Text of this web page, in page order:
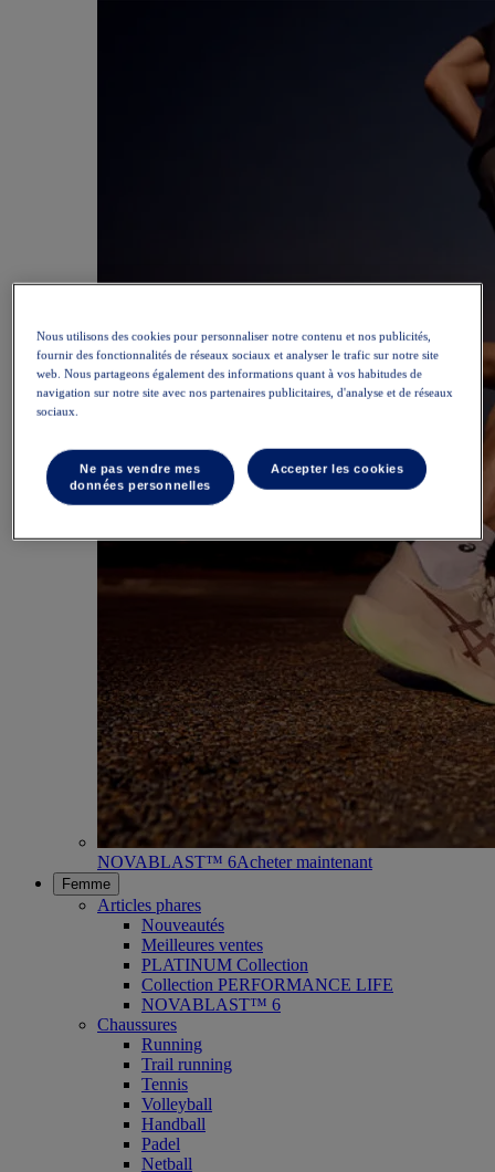
NOVABLAST™ 6Acheter maintenant
Femme
Articles phares
Nouveautés
Meilleures ventes
PLATINUM Collection
Collection PERFORMANCE LIFE
NOVABLAST™ 6
Chaussures
Running
Trail running
Tennis
Volleyball
Handball
Padel
Netball
Nous utilisons des cookies pour personnaliser notre contenu et nos publicités,
fournir des fonctionnalités de réseaux sociaux et analyser le trafic sur notre site
web. Nous partageons également des informations quant à vos habitudes de
navigation sur notre site avec nos partenaires publicitaires, d'analyse et de réseaux
sociaux.
Ne pas vendre mes
données personnelles
Accepter les cookies